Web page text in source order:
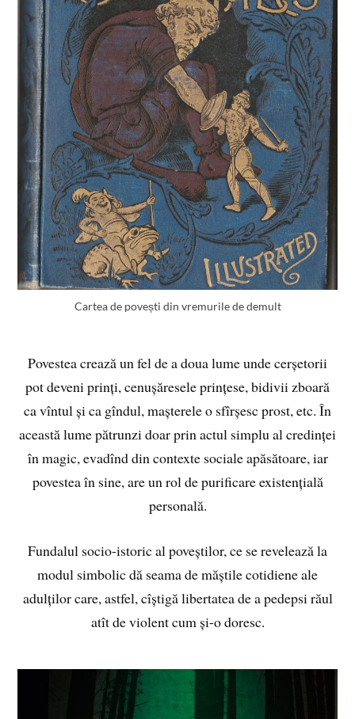
Cartea de povești din vremurile de demult
Povestea crează un fel de a doua lume unde cerșetorii
pot deveni prinți, cenușăresele prințese, bidivii zboară
ca vîntul și ca gîndul, mașterele o sfîrșesc prost, etc. În
această lume pătrunzi doar prin actul simplu al credinței
în magic, evadînd din contexte sociale apăsătoare, iar
povestea în sine, are un rol de purificare existențială
personală.
Fundalul socio-istoric al poveștilor, ce se revelează la
modul simbolic dă seama de măștile cotidiene ale
adulților care, astfel, cîștigă libertatea de a pedepsi răul
atît de violent cum și-o doresc.